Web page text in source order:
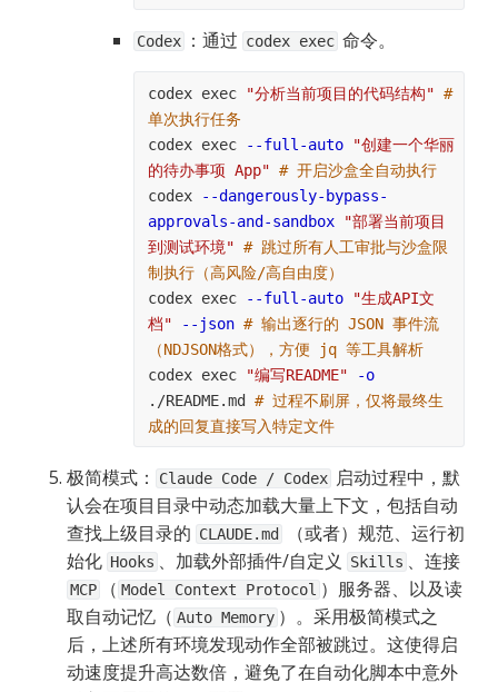
Codex ：通过 codex exec 命令。
codex exec "分析当前项目的代码结构" #
单次执行任务
codex exec
--full-auto
"创建一个华丽
的待办事项 App" # 开启沙盒全自动执行
codex
--dangerously-bypass-
approvals-and-sandbox
"部署当前项目
到测试环境" # 跳过所有人工审批与沙盒限
制执行（高风险/高自由度）
codex exec
--full-auto
"生成API文
档"
--json # 输出逐行的 JSON 事件流
（NDJSON格式），方便 jq 等工具解析
codex exec
"编写README"
-o
./README.md # 过程不刷屏，仅将最终生
成的回复直接写入特定文件
极简模式： Claude Code / Codex 启动过程中，默
认会在项目目录中动态加载大量上下文，包括自动
查找上级目录的 CLAUDE.md
（或者）规范、运行初
始化 Hooks 、加载外部插件/自定义 Skills
MCP （ Model Context Protocol ）服务器、以及读
取自动记忆（ Auto Memory ）。采用极简模式之
后，上述所有环境发现动作全部被跳过。这使得启
动速度提升高达数倍，避免了在自动化脚本中意外